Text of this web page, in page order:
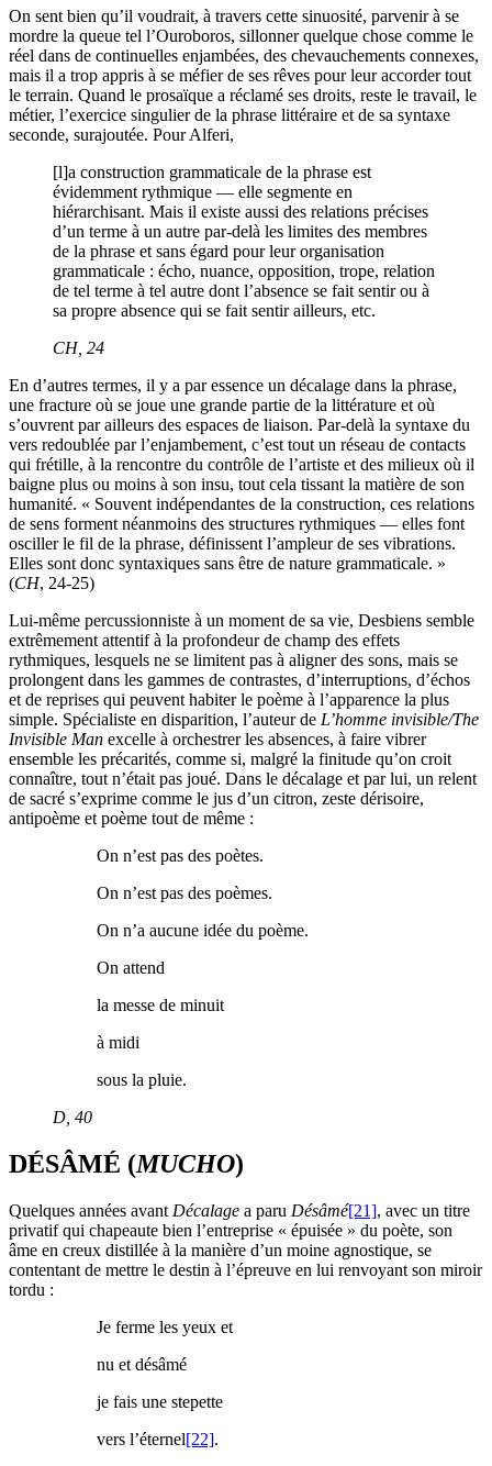
On sent bien qu’il voudrait, à travers cette sinuosité, parvenir à se
mordre la queue tel l’Ouroboros, sillonner quelque chose comme le
réel dans de continuelles enjambées, des chevauchements connexes,
mais il a trop appris à se méfier de ses rêves pour leur accorder tout
le terrain. Quand le prosaïque a réclamé ses droits, reste le travail, le
métier, l’exercice singulier de la phrase littéraire et de sa syntaxe
seconde, surajoutée. Pour Alferi,
[l]a construction grammaticale de la phrase est
évidemment rythmique — elle segmente en
hiérarchisant. Mais il existe aussi des relations précises
d’un terme à un autre par-delà les limites des membres
de la phrase et sans égard pour leur organisation
grammaticale : écho, nuance, opposition, trope, relation
de tel terme à tel autre dont l’absence se fait sentir ou à
sa propre absence qui se fait sentir ailleurs, etc.
CH, 24
En d’autres termes, il y a par essence un décalage dans la phrase,
une fracture où se joue une grande partie de la littérature et où
s’ouvrent par ailleurs des espaces de liaison. Par-delà la syntaxe du
vers redoublée par l’enjambement, c’est tout un réseau de contacts
qui frétille, à la rencontre du contrôle de l’artiste et des milieux où il
baigne plus ou moins à son insu, tout cela tissant la matière de son
humanité. « Souvent indépendantes de la construction, ces relations
de sens forment néanmoins des structures rythmiques — elles font
osciller le fil de la phrase, définissent l’ampleur de ses vibrations.
Elles sont donc syntaxiques sans être de nature grammaticale. »
(CH, 24-25)
Lui-même percussionniste à un moment de sa vie, Desbiens semble
extrêmement attentif à la profondeur de champ des effets
rythmiques, lesquels ne se limitent pas à aligner des sons, mais se
prolongent dans les gammes de contrastes, d’interruptions, d’échos
et de reprises qui peuvent habiter le poème à l’apparence la plus
simple. Spécialiste en disparition, l’auteur de L’homme invisible/The
Invisible Man excelle à orchestrer les absences, à faire vibrer
ensemble les précarités, comme si, malgré la finitude qu’on croit
connaître, tout n’était pas joué. Dans le décalage et par lui, un relent
de sacré s’exprime comme le jus d’un citron, zeste dérisoire,
antipoème et poème tout de même :
On n’est pas des poètes.
On n’est pas des poèmes.
On n’a aucune idée du poème.
On attend
la messe de minuit
à midi
sous la pluie.
D , 40
DÉSÂMÉ (MUCHO)
Quelques années avant Décalage a paru Désâmé[21], avec un titre
privatif qui chapeaute bien l’entreprise « épuisée » du poète, son
âme en creux distillée à la manière d’un moine agnostique, se
contentant de mettre le destin à l’épreuve en lui renvoyant son miroir
tordu :
Je ferme les yeux et
nu et désâmé
je fais une stepette
vers l’éternel[22].